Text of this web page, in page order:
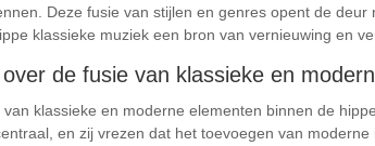
Deze fusie van stijlen en genres opent de
klassieke muziek een bron van vernieuwing en
de fusie van klassieke en
klassieke en moderne elementen binnen de
en zij vrezen dat het toevoegen van